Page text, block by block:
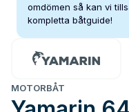
omdömen så kan vi
kompletta båtguide!
MOTORBÅT